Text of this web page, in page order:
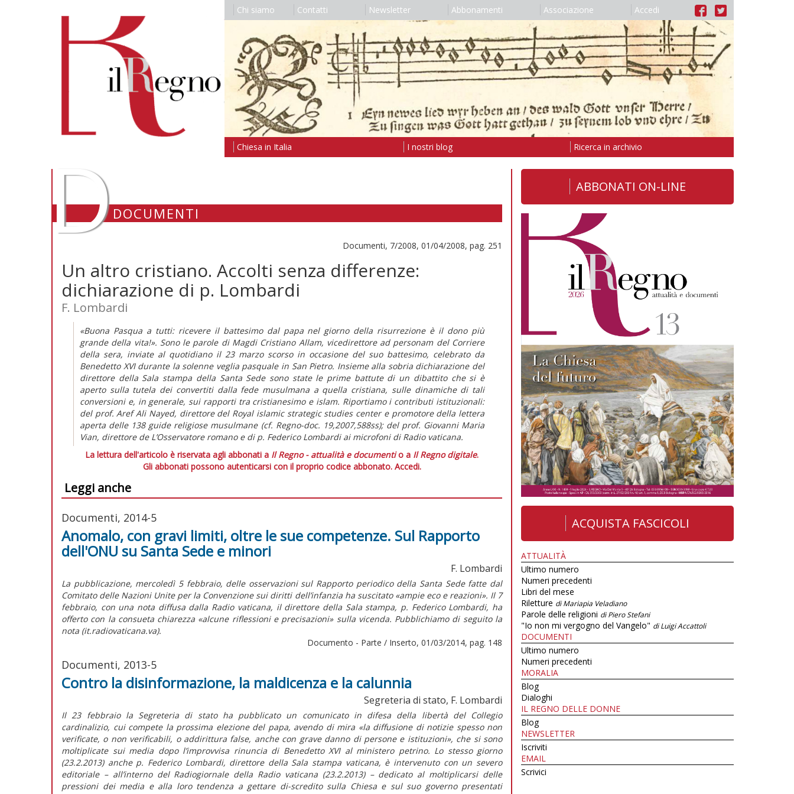
Chi siamo Contatti Newsletter Abbonamenti Associazione Accedi
Chiesa in Italia I nostri blog Ricerca in archivio
DDOCUMENTI
Documenti, 7/2008, 01/04/2008, pag. 251
Un altro cristiano. Accolti senza differenze:
dichiarazione di p. Lombardi
F. Lombardi
«Buona Pasqua a tutti: ricevere il battesimo dal papa nel giorno della risurrezione è il dono più
grande della vita!». Sono le parole di Magdi Cristiano Allam, vicedirettore ad personam del Corriere
della sera, inviate al quotidiano il 23 marzo scorso in occasione del suo battesimo, celebrato da
Benedetto XVI durante la solenne veglia pasquale in San Pietro. Insieme alla sobria dichiarazione del
direttore della Sala stampa della Santa Sede sono state le prime battute di un dibattito che si è
aperto sulla tutela dei convertiti dalla fede musulmana a quella cristiana, sulle dinamiche di tali
conversioni e, in generale, sui rapporti tra cristianesimo e islam. Riportiamo i contributi istituzionali:
del prof. Aref Ali Nayed, direttore del Royal islamic strategic studies center e promotore della lettera
aperta delle 138 guide religiose musulmane (cf. Regno-doc. 19,2007,588ss); del prof. Giovanni Maria
Vian, direttore de L’Osservatore romano e di p. Federico Lombardi ai microfoni di Radio vaticana.
La lettura dell'articolo è riservata agli abbonati a Il Regno - attualità e documentio a Il Regno digitale.
Gli abbonati possono autenticarsi con il proprio codice abbonato. Accedi.
Leggi anche
Documenti, 2014-5
Anomalo, con gravi limiti, oltre le sue competenze. Sul Rapporto
dell'ONU su Santa Sede e minori
F. Lombardi
La pubblicazione, mercoledì 5 febbraio, delle osservazioni sul Rapporto periodico della Santa Sede fatte dal
Comitato delle Nazioni Unite per la Convenzione sui diritti dell’infanzia ha suscitato «ampie eco e reazioni». Il 7
febbraio, con una nota diffusa dalla Radio vaticana, il direttore della Sala stampa, p. Federico Lombardi, ha
offerto con la consueta chiarezza «alcune riflessioni e precisazioni» sulla vicenda. Pubblichiamo di seguito la
nota (it.radiovaticana.va).
Documento - Parte / Inserto, 01/03/2014, pag. 148
Documenti, 2013-5
Contro la disinformazione, la maldicenza e la calunnia
Segreteria di stato, F. Lombardi
Il 23 febbraio la Segreteria di stato ha pubblicato un comunicato in difesa della libertà del Collegio
cardinalizio, cui compete la prossima elezione del papa, avendo di mira «la diffusione di notizie spesso non
verificate, o non verificabili, o addirittura false, anche con grave danno di persone e istituzioni», che si sono
moltiplicate sui media dopo l’improvvisa rinuncia di Benedetto XVI al ministero petrino. Lo stesso giorno
(23.2.2013) anche p. Federico Lombardi, direttore della Sala stampa vaticana, è intervenuto con un severo
editoriale – all’interno del Radiogiornale della Radio vaticana (23.2.2013) – dedicato al moltiplicarsi delle
pressioni dei media e alla loro tendenza a gettare di-scredito sulla Chiesa e sul suo governo presentati
ABBONATI ON-LINE
ACQUISTA FASCICOLI
ATTUALITÀ
Ultimo numero
Numeri precedenti
Libri del mese
Riletture di Mariapia Veladiano
Parole delle religioni di Piero Stefani
"Io non mi vergogno del Vangelo" di Luigi Accattoli
DOCUMENTI
Ultimo numero
Numeri precedenti
MORALIA
Blog
Dialoghi
IL REGNO DELLE DONNE
Blog
NEWSLETTER
Iscriviti
EMAIL
Scrivici